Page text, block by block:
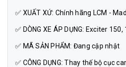
✅ XUẤT XỨ: Chính hãng LCM -
✅ DÒNG XE ÁP DỤNG: Exciter 150,
✅ MÃ SẢN PHẨM: Đang cập nhật
✅ CÔNG DỤNG: Thay thế bộ cục